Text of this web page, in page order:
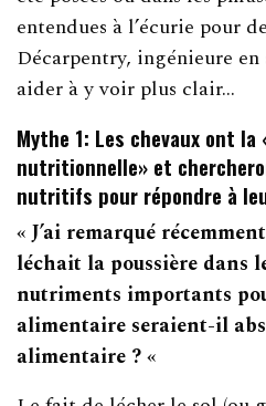
entendues à l’écurie pour
Décarpentry, ingénieure
aider à y voir plus clair…
Mythe 1: Les chevaux ont la
nutritionnelle» et
nutritifs pour répondre à
« J’ai remarqué
léchait la poussière dans
nutriments importants
alimentaire seraient-il
alimentaire ? «